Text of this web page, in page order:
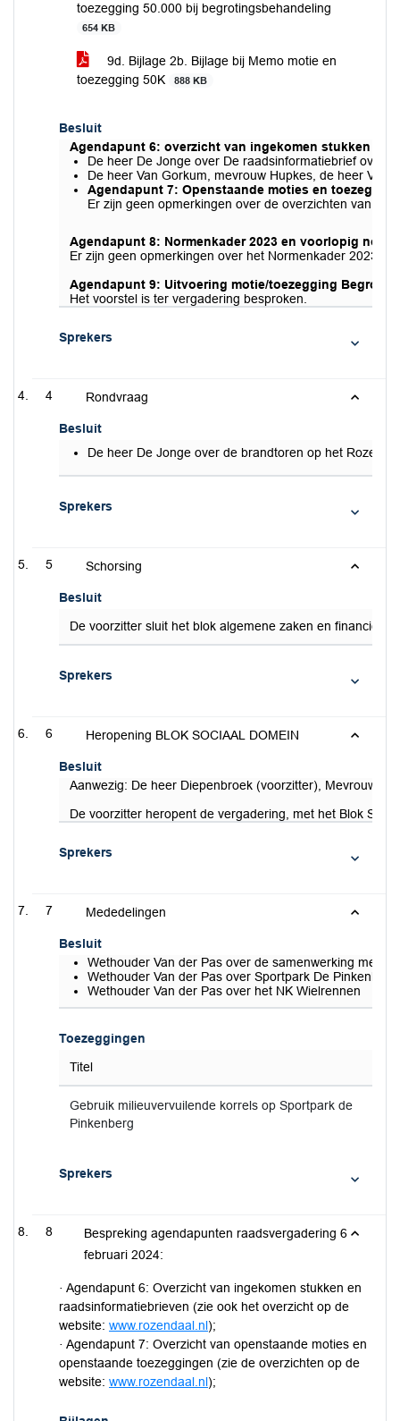
toezegging 50.000 bij begrotingsbehandeling
654 KB
9d. Bijlage 2b. Bijlage bij Memo motie en
toezegging 50K
888 KB
Besluit
Agendapunt 6: overzicht van ingekomen stukken en
De heer De Jonge over De raadsinformatiebrief over
De heer Van Gorkum, mevrouw Hupkes, de heer
Agendapunt 7: Openstaande moties en
Er zijn geen opmerkingen over de overzichten van
Agendapunt 8: Normenkader 2023 en voorlopig
Er zijn geen opmerkingen over het Normenkader 2023
Agendapunt 9: Uitvoering motie/toezegging
Het voorstel is ter vergadering besproken.
Sprekers
4 Rondvraag
Besluit
De heer De Jonge over de brandtoren op het
Sprekers
5 Schorsing
Besluit
De voorzitter sluit het blok algemene zaken en financien
Sprekers
6 Heropening BLOK SOCIAAL DOMEIN
Besluit
Aanwezig: De heer Diepenbroek (voorzitter), Mevrouw
De voorzitter heropent de vergadering, met het Blok
Sprekers
7 Mededelingen
Besluit
Wethouder Van der Pas over de samenwerking met
Wethouder Van der Pas over Sportpark De
Wethouder Van der Pas over het NK Wielrennen
Toezeggingen
Titel
Gebruik milieuvervuilende korrels op Sportpark de
Pinkenberg
Sprekers
8
Bespreking agendapunten raadsvergadering 6
februari 2024:
· Agendapunt 6: Overzicht van ingekomen stukken en
raadsinformatiebrieven (zie ook het overzicht op de
website: www.rozendaal.nl);
· Agendapunt 7: Overzicht van openstaande moties en
openstaande toezeggingen (zie de overzichten op de
website: www.rozendaal.nl);